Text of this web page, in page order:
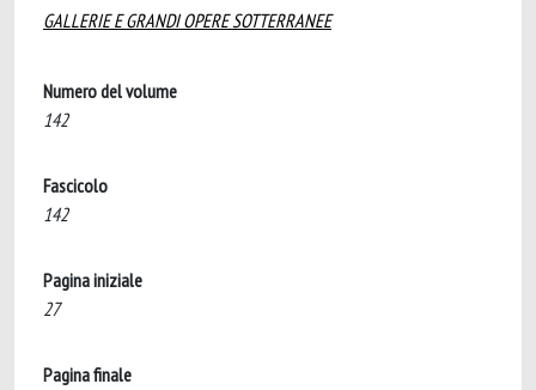
GALLERIE E GRANDI OPERE SOTTERRANEE
Numero del volume
142
Fascicolo
142
Pagina iniziale
27
Pagina finale